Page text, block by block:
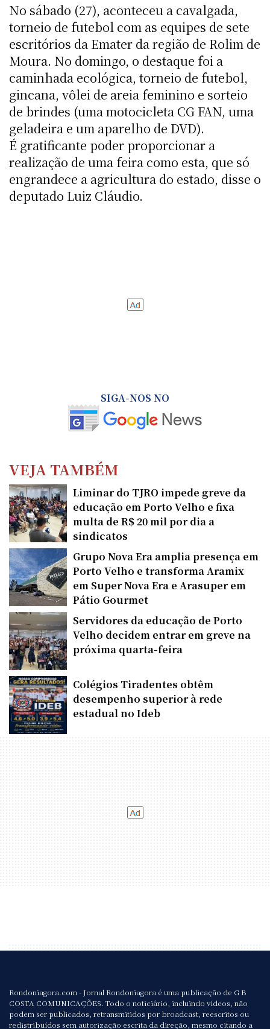
No sábado (27), aconteceu a cavalgada,
torneio de futebol com as equipes de sete
escritórios da Emater da região de Rolim de
Moura. No domingo, o destaque foi a
caminhada ecológica, torneio de futebol,
gincana, vôlei de areia feminino e sorteio
de brindes (uma motocicleta CG FAN, uma
geladeira e um aparelho de DVD).
É gratificante poder proporcionar a
realização de uma feira como esta, que só
engrandece a agricultura do estado, disse o
deputado Luiz Cláudio.
SIGA-NOS NO
VEJA TAMBÉM
Liminar do TJRO impede greve da
educação em Porto Velho e fixa
multa de R$ 20 mil por dia a
sindicatos
Grupo Nova Era amplia presença em
Porto Velho e transforma Aramix
em Super Nova Era e Arasuper em
Pátio Gourmet
Servidores da educação de Porto
Velho decidem entrar em greve na
próxima quarta-feira
Colégios Tiradentes obtêm
desempenho superior à rede
estadual no Ideb
Rondoniagora.com - Jornal Rondoniagora é uma publicação de G B
COSTA COMUNICAÇÕES. Todo o noticiário, incluindo vídeos, não
podem ser publicados, retransmitidos por broadcast, reescritos ou
redistribuídos sem autorização escrita da direção, mesmo citando a